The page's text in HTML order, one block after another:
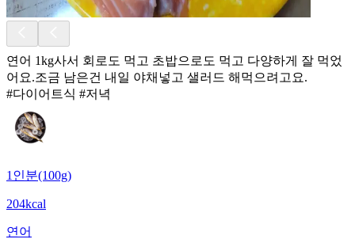
연어 1kg사서 회로도 먹고 초밥으로도 먹고 다양하게 잘 먹었
어요.조금 남은건 내일 야채넣고 샐러드 해먹으려고요.
#다이어트식 #저녁
1인분(100g)
204kcal
연어